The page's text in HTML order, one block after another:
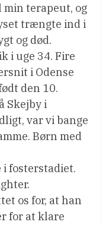
min terapeut, og
trængte ind i
og død.
i uge 34. Fire
i Odense
den 10.
Skejby i
var vi bange
Børn med
fosterstadiet.
os for, at han
for at klare